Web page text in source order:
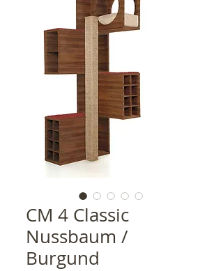
CM 4 Classic
Nussbaum /
Burgund